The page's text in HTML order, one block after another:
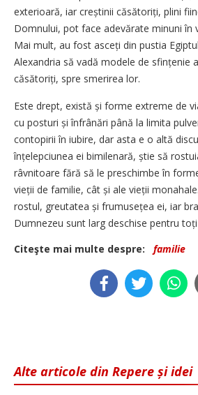
exterioară, iar creștinii căsătoriți, plini
Domnului, pot face adevărate minuni în
Mai mult, au fost asceți din pustia
Alexandria să vadă modele de sfințenie
căsătoriți, spre smerirea lor.
Este drept, există și forme extreme de
cu posturi și înfrânări până la limita
contopirii în iubire, dar asta e o altă
înțelepciunea ei bimilenară, știe să
râvnitoare fără să le preschimbe în
vieții de familie, cât și ale vieții
rostul, greutatea și frumusețea ei, iar
Dumnezeu sunt larg deschise pentru toți
Citeşte mai multe despre:
familie
Alte articole din Repere și idei